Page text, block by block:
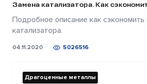
Замена катализатора. Как
Подробное описание как сэкономить
катализатора.
04.11.2020 5026516
Драгоценные металлы